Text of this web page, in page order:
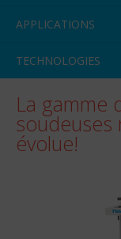
APPLICATIONS
TECHNOLOGIES
La gamme
soudeuses
évolue!